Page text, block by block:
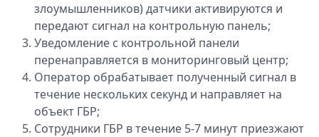
злоумышленников) датчики активируются и
передают сигнал на контрольную панель;
Уведомление с контрольной панели
перенаправляется в мониторинговый центр;
Оператор обрабатывает полученный сигнал в
течение нескольких секунд и направляет на
объект ГБР;
Сотрудники ГБР в течение 5-7 минут приезжают